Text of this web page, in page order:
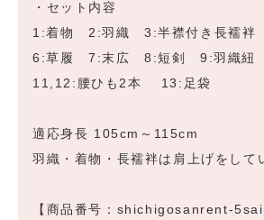
・セット内容
1:着物 2:羽織 3:半襟付き長襦
6:草履 7:末広 8:短剣 9:羽織
11,12:腰ひも2本 13:足袋
適応身長 105cm～115cm
羽織・着物・長襦袢は肩上げをして
【商品番号：shichigosanrent-